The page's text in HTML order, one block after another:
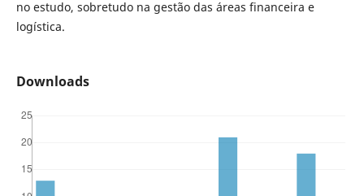
no estudo, sobretudo na gestão das áreas financeira e
logística.
Downloads